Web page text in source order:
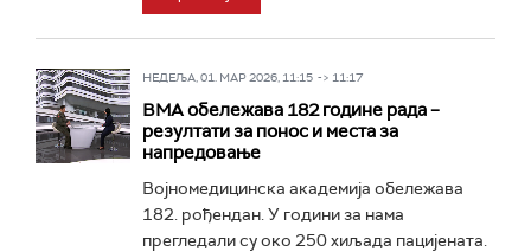
НЕДЕЉА, 01. МАР 2026, 11:15 -> 11:17
ВМА обележава 182 године рада –
резултати за понос и места за
напредовање
Војномедицинска академија обележава
182. рођендан. У години за нама
прегледали су око 250 хиљада пацијената.